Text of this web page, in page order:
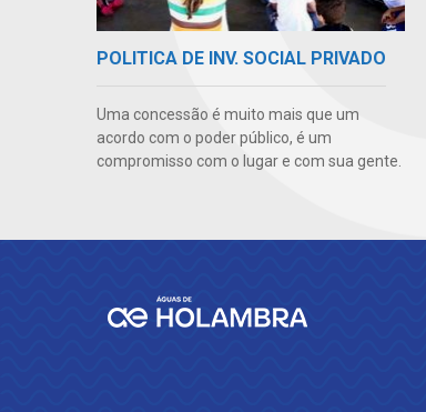
POLITICA DE INV. SOCIAL PRIVADO
Uma concessão é muito mais que um
acordo com o poder público, é um
compromisso com o lugar e com sua gente.